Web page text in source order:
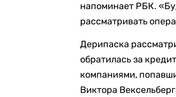
напоминает РБК.
рассматривать
Дерипаска
обратилась за
компаниями,
Виктора